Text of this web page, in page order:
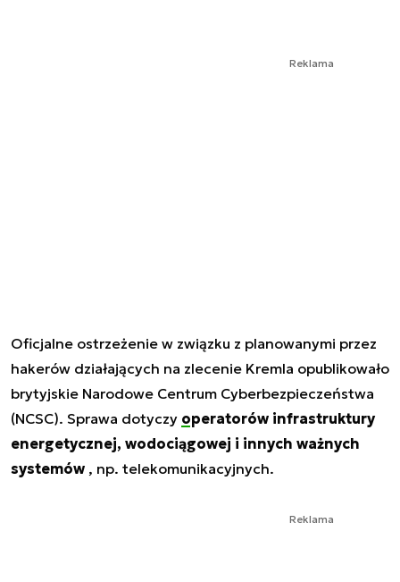
Reklama
Oficjalne ostrzeżenie w związku z planowanymi przez
hakerów działających na zlecenie Kremla opublikowało
brytyjskie Narodowe Centrum Cyberbezpieczeństwa
(NCSC). Sprawa dotyczy operatorów infrastruktury
energetycznej, wodociągowej i innych ważnych
systemów , np. telekomunikacyjnych.
Reklama